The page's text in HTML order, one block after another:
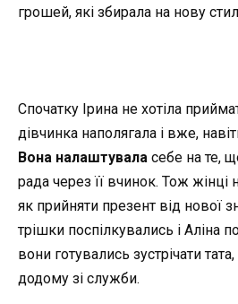
грошей, які збирала на нову
Спочатку Ірина не хотіла
дівчинка наполягала і вже,
Вона налаштувала себе на те,
рада через її вчинок. Тож жінці
як прийняти презент від нової
трішки поспілкувались і Аліна
вони готувались зустрічати
додому зі служби.